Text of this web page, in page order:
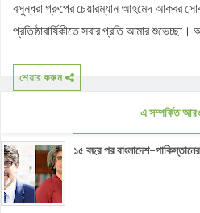
বসুন্ধরা গ্রুপের চেয়ারম্যান আহমেদ আকবর
প্রতিষ্ঠাবার্ষিকীতে সবার প্রতি আমার শুভেচ্ছা।
শেয়ার করুন
এ সম্পর্কিত
১৫ বছর পর বাংলাদেশ-